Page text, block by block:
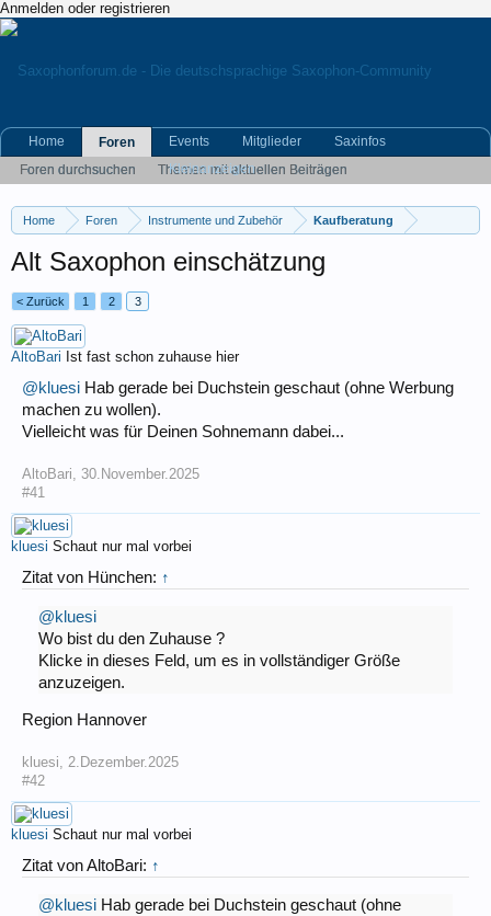
Anmelden oder registrieren
Home Foren Instrumente und Zubehör Kaufberatung
Alt Saxophon einschätzung
< Zurück 1 2 3
AltoBari Ist fast schon zuhause hier
@kluesi Hab gerade bei Duchstein geschaut (ohne Werbung
machen zu wollen).
Vielleicht was für Deinen Sohnemann dabei...
AltoBari, 30.November.2025
#41
kluesi Schaut nur mal vorbei
Zitat von Hünchen: ↑
@kluesi
Wo bist du den Zuhause ?
Klicke in dieses Feld, um es in vollständiger Größe
anzuzeigen.
Region Hannover
kluesi, 2.Dezember.2025
#42
kluesi Schaut nur mal vorbei
Zitat von AltoBari: ↑
@kluesiHab gerade bei Duchstein geschaut (ohne
Home
Foren
Foren durchsuchen
Themen mit aktuellen Beiträgen
Events Mitglieder
Saxinfos
Kleinanzeigen